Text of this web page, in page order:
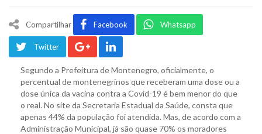
Compartilhar Facebook Whatsapp
Twitter
Segundo a Prefeitura de Montenegro, oficialmente, o
percentual de montenegrinos que receberam uma dose ou a
dose única da vacina contra a Covid-19 é bem menor do que
o real. No site da Secretaria Estadual da Saúde, consta que
apenas 44% da população foi atendida. Mas, de acordo com a
Administração Municipal, já são quase 70% os moradores